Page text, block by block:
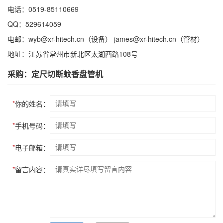
电话：0519-85110669
QQ：529614059
电邮：wyb@xr-hitech.cn（设备） james@xr-hitech.cn（管材）
地址：江苏省常州市新北区太湖西路108号
采购：定尺切断蚊香盘管机
*你的姓名：
*手机号码：
*电子邮箱：
*留言内容：